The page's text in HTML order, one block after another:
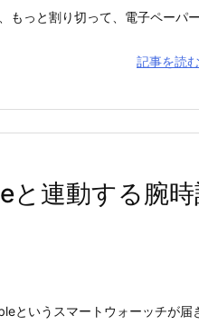
もっと割り切って、電子ペーパ
記事を読む
と連動する腕時
というスマートウォーッチが届